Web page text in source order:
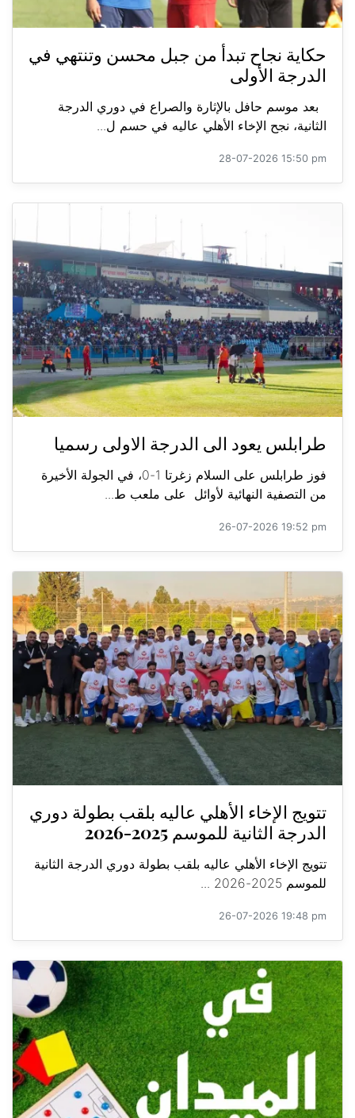
حكاية نجاح تبدأ من جبل محسن وتنتهي في
الدرجة الأولى
بعد موسم حافل بالإثارة والصراع في دوري الدرجة
الثانية، نجح الإخاء الأهلي عاليه في حسم ل...
28-07-2026 15:50 pm
طرابلس يعود الى الدرجة الاولى رسميا
فوز طرابلس على السلام زغرتا 1-0، في الجولة الأخيرة
من التصفية النهائية لأوائل على ملعب ط...
26-07-2026 19:52 pm
تتويج الإخاء الأهلي عاليه بلقب بطولة دوري
الدرجة الثانية للموسم 2025-2026
تتويج الإخاء الأهلي عاليه بلقب بطولة دوري الدرجة الثانية
للموسم 2025-2026 ...
26-07-2026 19:48 pm